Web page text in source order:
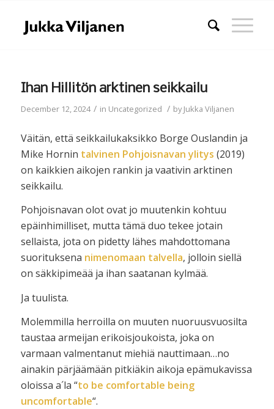
Ihan Hillitön arktinen seikkailu
December 12, 2024 / in Uncategorized / byJukka Viljanen
Väitän, että seikkailukaksikko Borge Ouslandin ja
Mike Hornin talvinen Pohjoisnavan ylitys (2019)
on kaikkien aikojen rankin ja vaativin arktinen
seikkailu.
Pohjoisnavan olot ovat jo muutenkin kohtuu
epäinhimilliset, mutta tämä duo tekee jotain
sellaista, jota on pidetty lähes mahdottomana
suorituksena nimenomaan talvella, jolloin siellä
on säkkipimeää ja ihan saatanan kylmää.
Ja tuulista.
Molemmilla herroilla on muuten nuoruusvuosilta
taustaa armeijan erikoisjoukoista, joka on
varmaan valmentanut miehiä nauttimaan…no
ainakin pärjäämään pitkiäkin aikoja epämukavissa
oloissa a´la “to be comfortable being
uncomfortable“.